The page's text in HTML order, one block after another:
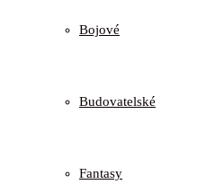
Bojové
Budovatelské
Fantasy